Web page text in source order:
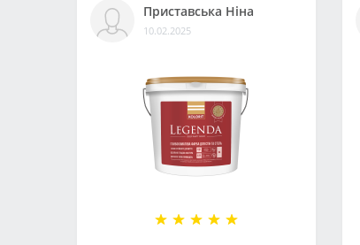
Приставська Ніна
10.02.2025